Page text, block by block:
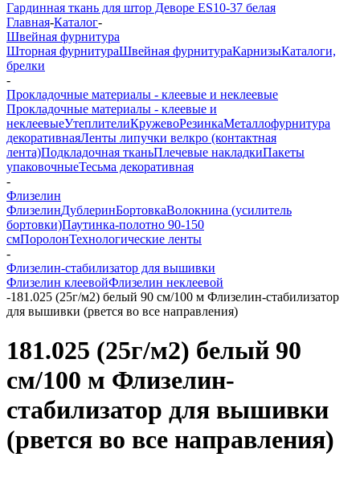
Гардинная ткань для штор Деворе ES10-37 белая
Главная-Каталог-
Швейная фурнитура
Шторная фурнитураШвейная фурнитураКарнизыКаталоги,
брелки
-
Прокладочные материалы - клеевые и неклеевые
Прокладочные материалы - клеевые и
неклеевыеУтеплителиКружевоРезинкаМеталлофурнитура
декоративнаяЛенты липучки велкро (контактная
лента)Подкладочная тканьПлечевые накладкиПакеты
упаковочныеТесьма декоративная
-
Флизелин
ФлизелинДублеринБортовкаВолокнина (усилитель
бортовки)Паутинка-полотно 90-150
смПоролонТехнологические ленты
-
Флизелин-стабилизатор для вышивки
Флизелин клеевойФлизелин неклеевой
-181.025 (25г/м2) белый 90 см/100 м Флизелин-стабилизатор
для вышивки (рвется во все направления)
181.025 (25г/м2) белый 90
см/100 м Флизелин-
стабилизатор для вышивки
(рвется во все направления)